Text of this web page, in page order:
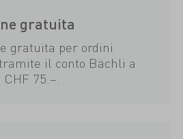
gratuita
gratuita per ordini
il conto Bächli a
75.–.